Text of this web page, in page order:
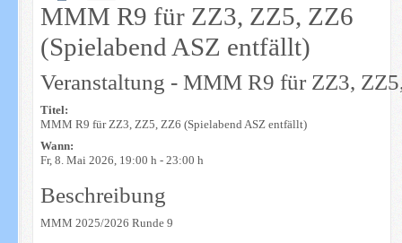
MMM R9 für ZZ3, ZZ5, ZZ6
(Spielabend ASZ entfällt)
Veranstaltung - MMM R9 für ZZ3,
Titel:
MMM R9 für ZZ3, ZZ5, ZZ6 (Spielabend ASZ entfällt)
Wann:
Fr, 8. Mai 2026 , 19:00 h -23:00 h
Beschreibung
MMM 2025/2026 Runde 9